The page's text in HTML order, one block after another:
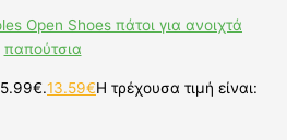
Open Shoes πάτοι για ανοιχτά
παπούτσια
13.59€Η τρέχουσα τιμή είναι: